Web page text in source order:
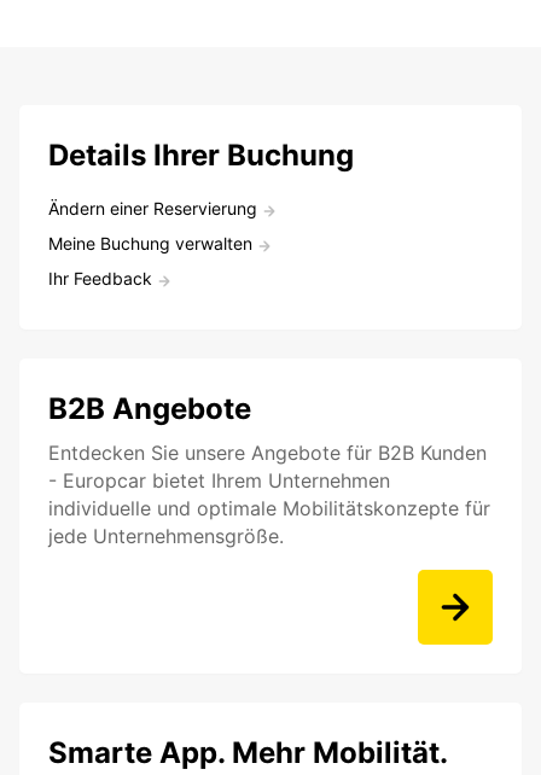
Details Ihrer Buchung
Ändern einer Reservierung
Meine Buchung verwalten
Ihr Feedback
B2B Angebote
Entdecken Sie unsere Angebote für B2B Kunden
- Europcar bietet Ihrem Unternehmen
individuelle und optimale Mobilitätskonzepte für
jede Unternehmensgröße.
Smarte App. Mehr Mobilität.